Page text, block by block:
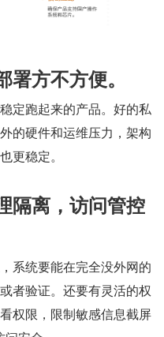
方不方便。
定跑起来的产品。好的私
的硬件和运维压力，架构
更稳定。
隔离，访问管控
系统要能在完全没外网的
者验证。还要有灵活的权
权限，限制敏感信息截屏